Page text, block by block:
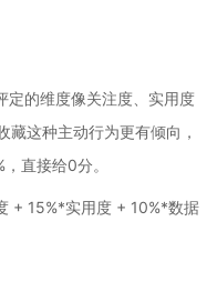
定的维度像关注度、实用度
这种主动行为更有倾向，
直接给0分。
+ 15%*实用度 + 10%*数据